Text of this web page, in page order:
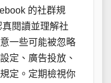
的社群規
閱讀並理解社
一些可能被忽略
定、廣告投放、
定。定期檢視你